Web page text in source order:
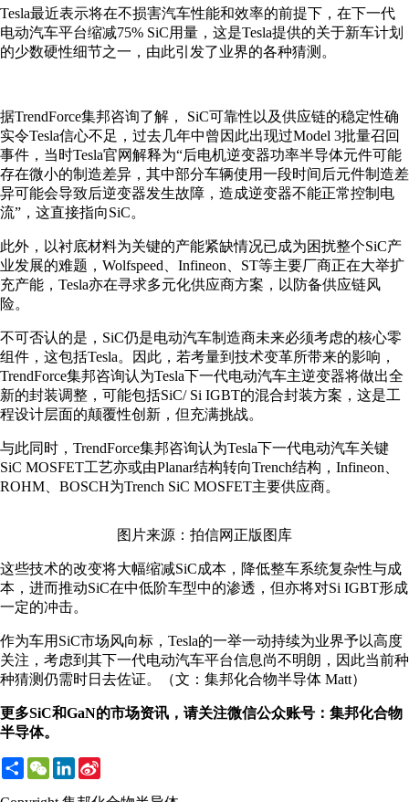
Tesla最近表示将在不损害汽车性能和效率的前提下，在下一代
电动汽车平台缩减75% SiC用量，这是Tesla提供的关于新车计划
的少数硬性细节之一，由此引发了业界的各种猜测。
据TrendForce集邦咨询了解， SiC可靠性以及供应链的稳定性确
实令Tesla信心不足，过去几年中曾因此出现过Model 3批量召回
事件，当时Tesla官网解释为“后电机逆变器功率半导体元件可能
存在微小的制造差异，其中部分车辆使用一段时间后元件制造差
异可能会导致后逆变器发生故障，造成逆变器不能正常控制电
流”，这直接指向SiC。
此外，以衬底材料为关键的产能紧缺情况已成为困扰整个SiC产
业发展的难题，Wolfspeed、Infineon、ST等主要厂商正在大举扩
充产能，Tesla亦在寻求多元化供应商方案，以防备供应链风
险。
不可否认的是，SiC仍是电动汽车制造商未来必须考虑的核心零
组件，这包括Tesla。因此，若考量到技术变革所带来的影响，
TrendForce集邦咨询认为Tesla下一代电动汽车主逆变器将做出全
新的封装调整，可能包括SiC/ Si IGBT的混合封装方案，这是工
程设计层面的颠覆性创新，但充满挑战。
与此同时，TrendForce集邦咨询认为Tesla下一代电动汽车关键
SiC MOSFET工艺亦或由Planar结构转向Trench结构，Infineon、
ROHM、BOSCH为Trench SiC MOSFET主要供应商。
图片来源：拍信网正版图库
这些技术的改变将大幅缩减SiC成本，降低整车系统复杂性与成
本，进而推动SiC在中低阶车型中的渗透，但亦将对Si IGBT形成
一定的冲击。
作为车用SiC市场风向标，Tesla的一举一动持续为业界予以高度
关注，考虑到其下一代电动汽车平台信息尚不明朗，因此当前种
种猜测仍需时日去佐证。（文：集邦化合物半导体 Matt）
更多SiC和GaN的市场资讯，请关注微信公众账号：集邦化合物
半导体。
ShareWeChatLinkedIn